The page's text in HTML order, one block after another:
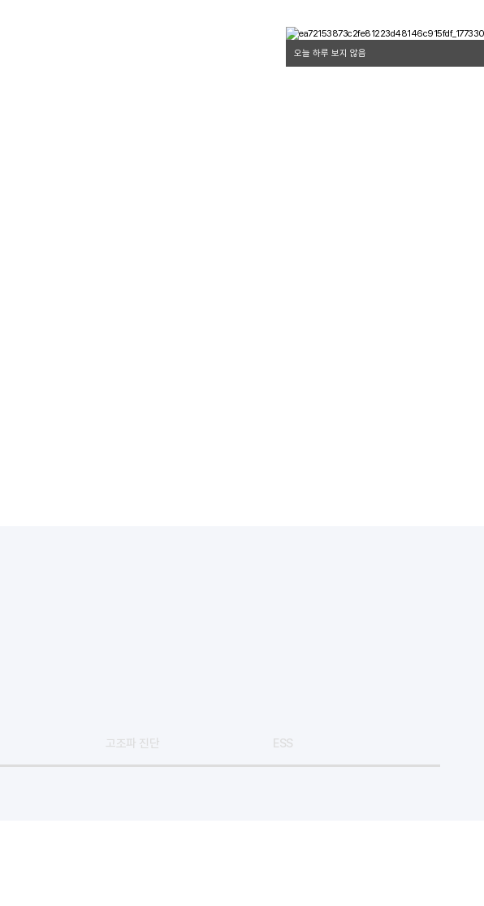
오늘 하루 보지 않음
고조파 진단 ESS